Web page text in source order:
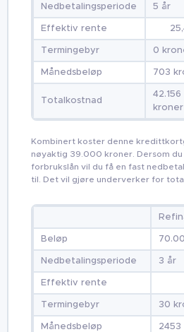
Nedbetalingsperiode 5 år
Effektiv rente
Termingebyr 0
Månedsbeløp 703
Totalkostnad
42.156
kroner
Kombinert koster denne
nøyaktig 39.000 kroner. Dersom
forbrukslån vil du få en fast
til. Det vil gjøre underverker for
Beløp
Nedbetalingsperiode 3 år
Effektiv rente
Termingebyr 30
Månedsbeløp 2453